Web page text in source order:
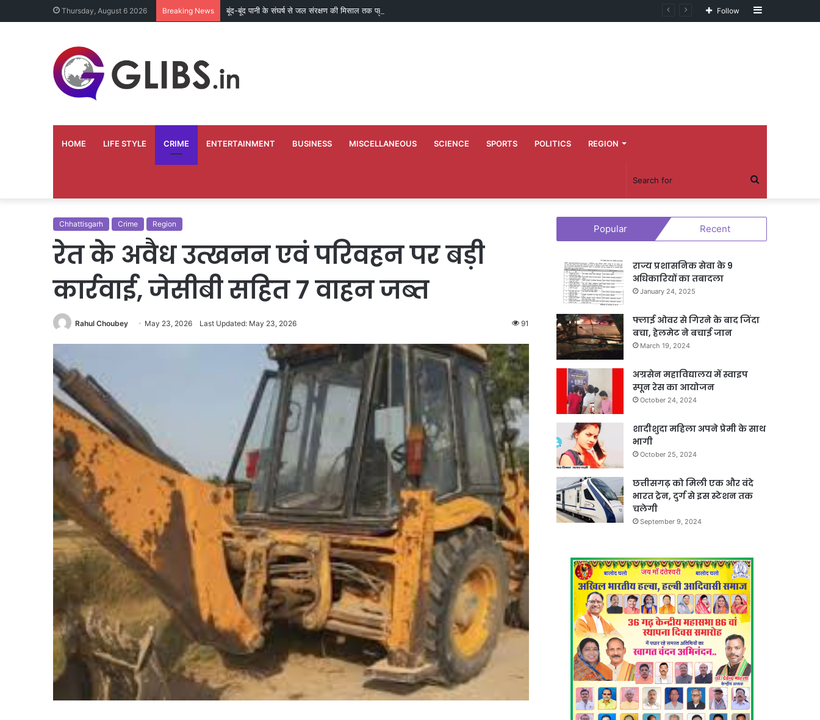
Thursday, August 6 2026 Breaking News बूंद-बूंद पानी के संघर्ष से जल संरक्षण की मिसाल तक पहुंचा पाराडोल का बैगा पारा Sidebar
Follow
HOME LIFE STYLE CRIME ENTERTAINMENT BUSINESS MISCELLANEOUS SCIENCE SPORTS POLITICS REGION
Search
for
Chhattisgarh Crime Region
रेत के अवैध उत्खनन एवं परिवहन पर बड़ी
कार्रवाई, जेसीबी सहित 7 वाहन जब्त
Rahul Choubey May 23, 2026 Last Updated: May 23, 2026 91
Popular Recent
राज्य प्रशासनिक सेवा के 9
अधिकारियों का तबादला
January 24, 2025
फ्लाई ओवर से गिरने के बाद जिंदा
बचा, हेलमेट ने बचाई जान
March 19, 2024
अग्रसेन महाविद्यालय में स्वाइप
स्पून रेस का आयोजन
October 24, 2024
शादीशुदा महिला अपने प्रेमी के साथ
भागी
October 25, 2024
छत्तीसगढ़ को मिली एक और वंदे
भारत ट्रेन, दुर्ग से इस स्टेशन तक
चलेगी
September 9, 2024